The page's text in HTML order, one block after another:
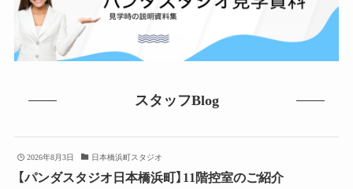
スタッフBlog
2026年8月3日 日本橋浜町スタジオ
【パンダスタジオ日本橋浜町】11階控室のご紹介